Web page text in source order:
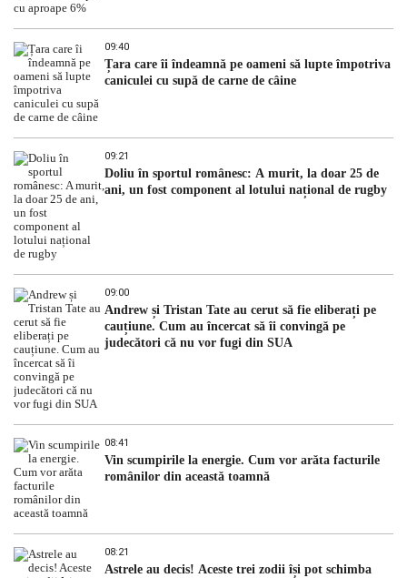
09:40
Țara care îi îndeamnă pe oameni să lupte împotriva
caniculei cu supă de carne de câine
09:21
Doliu în sportul românesc: A murit, la doar 25 de
ani, un fost component al lotului național de rugby
09:00
Andrew și Tristan Tate au cerut să fie eliberați pe
cauțiune. Cum au încercat să îi convingă pe
judecători că nu vor fugi din SUA
08:41
Vin scumpirile la energie. Cum vor arăta facturile
românilor din această toamnă
08:21
Astrele au decis! Aceste trei zodii își pot schimba